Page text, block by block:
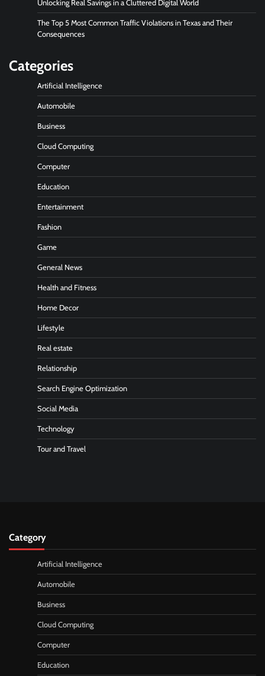
Unlocking Real Savings in a Cluttered Digital World
The Top 5 Most Common Traffic Violations in Texas and Their
Consequences
Categories
Artificial Intelligence
Automobile
Business
Cloud Computing
Computer
Education
Entertainment
Fashion
Game
General News
Health and Fitness
Home Decor
Lifestyle
Real estate
Relationship
Search Engine Optimization
Social Media
Technology
Tour and Travel
Category
Artificial Intelligence
Automobile
Business
Cloud Computing
Computer
Education